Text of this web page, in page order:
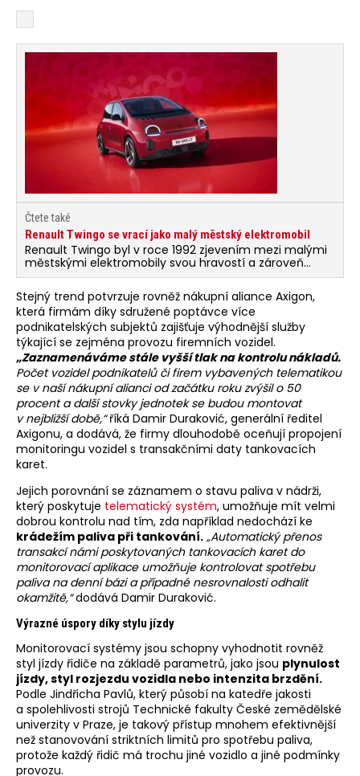
Čtete také
Renault Twingo se vrací jako malý městský elektromobil
Renault Twingo byl v roce 1992 zjevením mezi malými
městskými elektromobily svou hravostí a zároveň
praktičností. Navázat na tento úspěch se pokusí nová
generace, která bude výhradně elektrická.
Stejný trend potvrzuje rovněž nákupní aliance Axigon,
která firmám díky sdružené poptávce více
podnikatelských subjektů zajišťuje výhodnější služby
týkající se zejména provozu firemních vozidel.
„Zaznamenáváme stále vyšší tlak na kontrolu nákladů.
Počet vozidel podnikatelů či firem vybavených telematikou
se v naší nákupní alianci od začátku roku zvýšil o 50
procent a další stovky jednotek se budou montovat
v nejbližší době,“říká Damir Duraković, generální ředitel
Axigonu, a dodává, že firmy dlouhodobě oceňují propojení
monitoringu vozidel s transakčními daty tankovacích
karet.
Jejich porovnání se záznamem o stavu paliva v nádrži,
který poskytuje telematický systém, umožňuje mít velmi
dobrou kontrolu nad tím, zda například nedochází ke
krádežím paliva při tankování. „Automatický přenos
transakcí námi poskytovaných tankovacích karet do
monitorovací aplikace umožňuje kontrolovat spotřebu
paliva na denní bázi a případné nesrovnalosti odhalit
okamžitě,“dodává Damir Duraković.
Výrazné úspory díky stylu jízdy
Monitorovací systémy jsou schopny vyhodnotit rovněž
styl jízdy řidiče na základě parametrů, jako jsou plynulost
jízdy, styl rozjezdu vozidla nebo intenzita brzdění.
Podle Jindřicha Pavlů, který působí na katedře jakosti
a spolehlivosti strojů Technické fakulty České zemědělské
univerzity v Praze, je takový přístup mnohem efektivnější
než stanovování striktních limitů pro spotřebu paliva,
protože každý řidič má trochu jiné vozidlo a jiné podmínky
provozu.